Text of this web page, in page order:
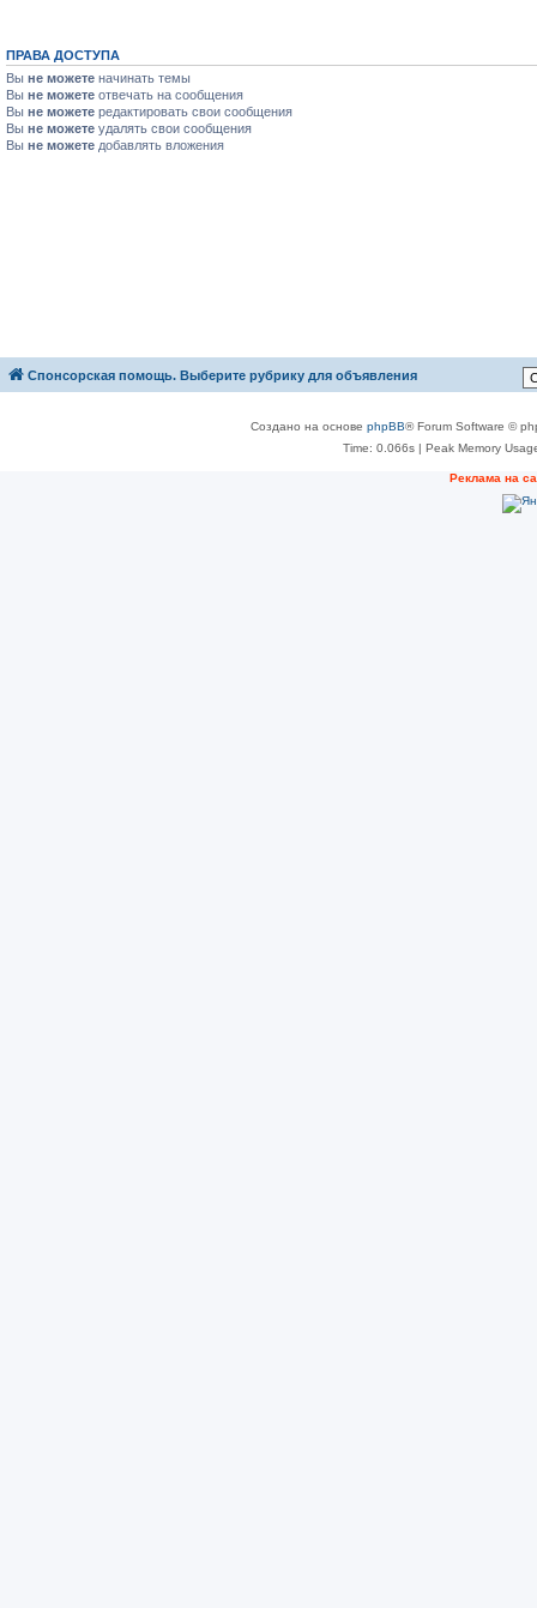
ПРАВА ДОСТУПА
Вы не можете начинать темы
Вы не можете отвечать на сообщения
Вы не можете редактировать свои сообщения
Вы не можете удалять свои сообщения
Вы не можете добавлять вложения
Спонсорская помощь. Выберите рубрику для объявления
Создано на основе phpBB® Forum Software ©
Time: 0.066s| Peak Memory
Реклама на